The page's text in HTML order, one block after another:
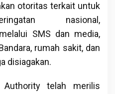
otoritas terkait untuk
nasional,
SMS dan media,
rumah sakit, dan
disiagakan.
Authority telah merilis